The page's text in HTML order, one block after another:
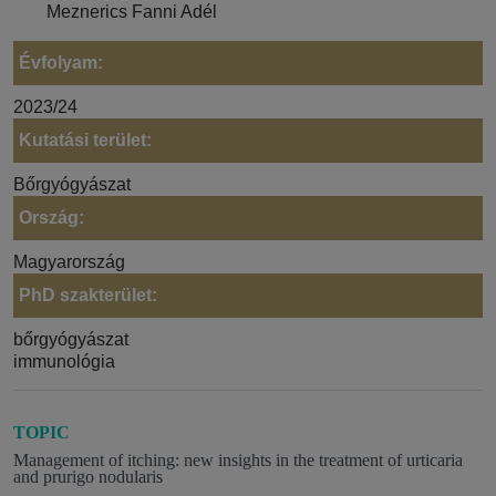
Meznerics Fanni Adél
Évfolyam:
2023/24
Kutatási terület:
Bőrgyógyászat
Ország:
Magyarország
PhD szakterület:
bőrgyógyászat
immunológia
TOPIC
Management of itching: new insights in the treatment of urticaria
and prurigo nodularis